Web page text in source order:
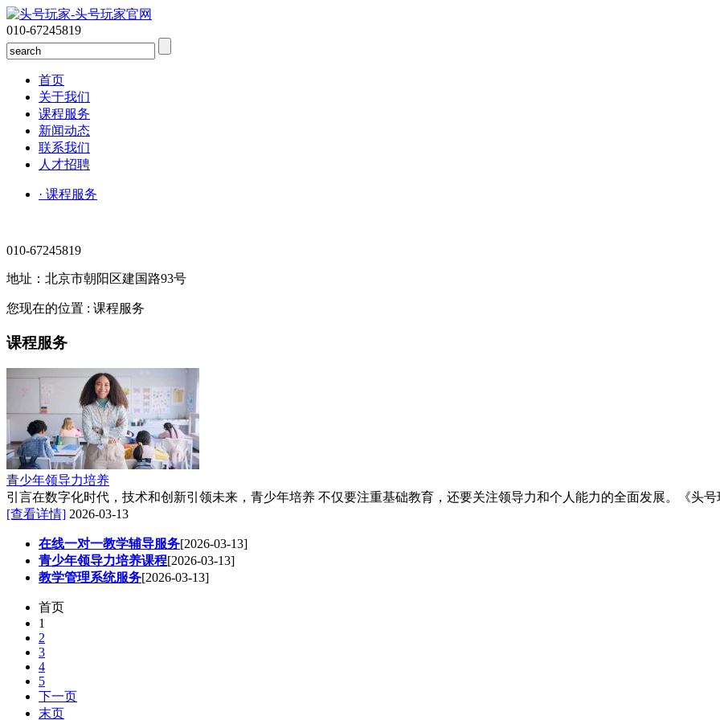
010-67245819
首页
关于我们
课程服务
新闻动态
联系我们
人才招聘
· 课程服务
010-67245819
地址：北京市朝阳区建国路93号
您现在的位置 : 课程服务
课程服务
青少年领导力培养
引言在数字化时代，技术和创新引领未来，青少年培养 不仅要注重基础教育，还要关注领导力和个人能力的全面发展。《头号
[查看详情] 2026-03-13
在线一对一教学辅导服务[2026-03-13]
青少年领导力培养课程[2026-03-13]
教学管理系统服务[2026-03-13]
首页
1
2
3
4
5
下一页
末页